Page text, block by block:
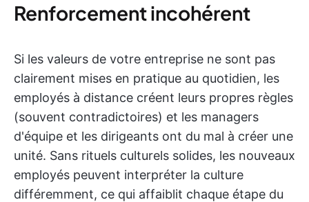
Renforcement incohérent
Si les valeurs de votre entreprise ne sont pas
clairement mises en pratique au quotidien, les
employés à distance créent leurs propres règles
(souvent contradictoires) et les managers
d'équipe et les dirigeants ont du mal à créer une
unité. Sans rituels culturels solides, les nouveaux
employés peuvent interpréter la culture
différemment, ce qui affaiblit chaque étape du